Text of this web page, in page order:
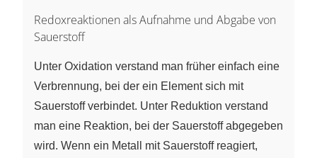
Redoxreaktionen als Aufnahme und Abgabe von
Sauerstoff
Unter Oxidation verstand man früher einfach eine
Verbrennung, bei der ein Element sich mit
Sauerstoff verbindet. Unter Reduktion verstand
man eine Reaktion, bei der Sauerstoff abgegeben
wird. Wenn ein Metall mit Sauerstoff reagiert,